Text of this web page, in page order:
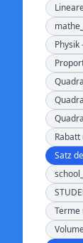
Physik
Satz